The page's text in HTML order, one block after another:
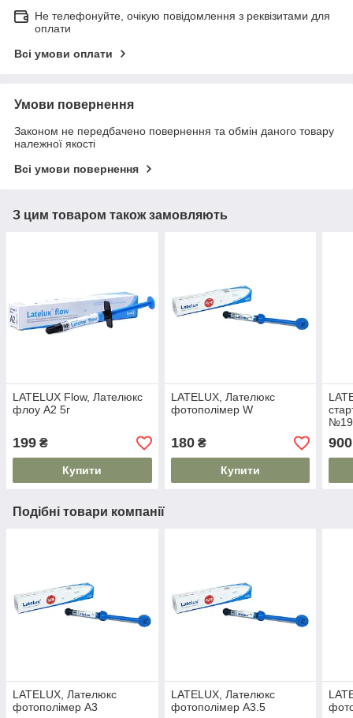
Не телефонуйте, очікую повідомлення з реквізитами для
оплати
Всі умови оплати
Умови повернення
Законом не передбачено повернення та обмін даного товару
належної якості
Всі умови повернення
З цим товаром також замовляють
LATELUX Flow, Лателюкс
флоу А2 5г
199 ₴
Купити
LATELUX, Лателюкс
фотополімер W
180₴
Купити
900
Подібні товари компанії
LATELUX, Лателюкс
фотополімер А3
LATELUX, Лателюкс
фотополімер А3.5